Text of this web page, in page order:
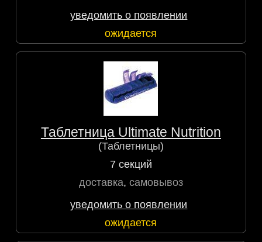
уведомить о появлении
ожидается
Таблетница Ultimate Nutrition
(Таблетницы)
7 секций
доставка, самовывоз
уведомить о появлении
ожидается